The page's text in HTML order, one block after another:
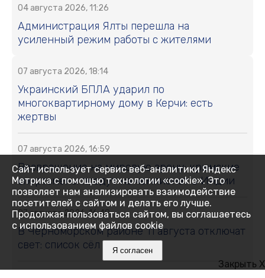
04 августа 2026, 11:26
Администрация Ялты перешла на
усиленный режим работы с жителями
07 августа 2026, 18:14
Украинский БПЛА ударил по
многоквартирному дому в Керчи: есть
жертвы
07 августа 2026, 16:59
Возвращение на мировую арену: крымские
спортсмены поедут на чемпионат в Индии
07 августа 2026, 16:48
В Черноморском районе 11 августа отключат
свет: список сёл и улиц
Закрыть X
Сайт использует сервис веб-аналитики Яндекс
Метрика с помощью технологии «cookie». Это
позволяет нам анализировать взаимодействие
посетителей с сайтом и делать его лучше.
Продолжая пользоваться сайтом, вы соглашаетесь
с использованием файлов cookie
Я согласен